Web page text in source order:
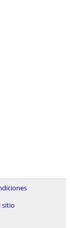
sitio